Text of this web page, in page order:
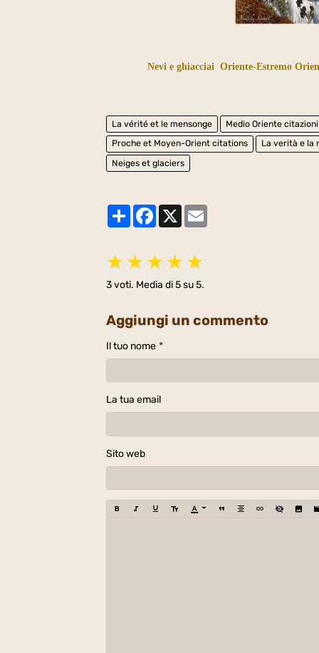
Nevi e ghiacciai Oriente-Estremo
La vérité et le mensonge
Medio Oriente citazioni
Proche et Moyen-Orient citations
La verità e la
Neiges et glaciers
PartagerFacebook
X
★ ★ ★ ★ ★
3voti. Media di5su 5.
Aggiungi un commento
Il tuo nome
La tua email
Sito web